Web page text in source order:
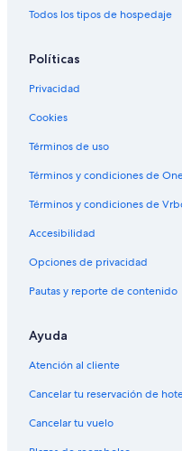
Todos los tipos de hospedaje
Políticas
Privacidad
Cookies
Términos de uso
Términos y condiciones de
Términos y condiciones de
Accesibilidad
Opciones de privacidad
Pautas y reporte de contenido
Ayuda
Atención al cliente
Cancelar tu reservación de
Cancelar tu vuelo